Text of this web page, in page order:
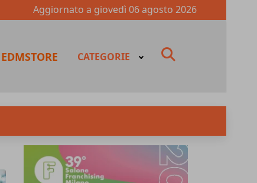
Aggiornato a giovedì 06 agosto 2026
EDMSTORE CATEGORIE